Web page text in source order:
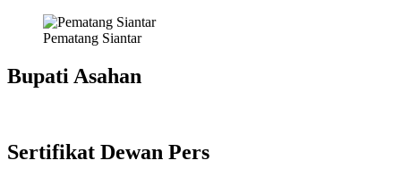
Pematang Siantar
Bupati Asahan
Sertifikat Dewan Pers